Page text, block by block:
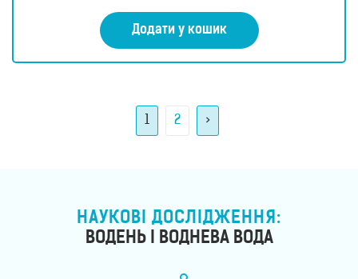
Додати у кошик
1 2 >
НАУКОВІ ДОСЛІДЖЕННЯ:
ВОДЕНЬ І ВОДНЕВА ВОДА